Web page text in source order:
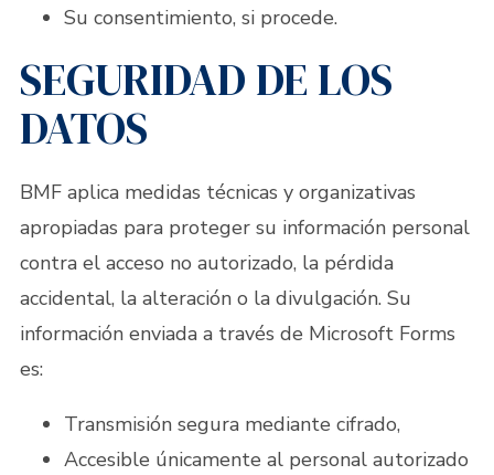
Su consentimiento, si procede.
SEGURIDAD DE LOS
DATOS
BMF aplica medidas técnicas y organizativas
apropiadas para proteger su información personal
contra el acceso no autorizado, la pérdida
accidental, la alteración o la divulgación. Su
información enviada a través de Microsoft Forms
es:
Transmisión segura mediante cifrado,
Accesible únicamente al personal autorizado